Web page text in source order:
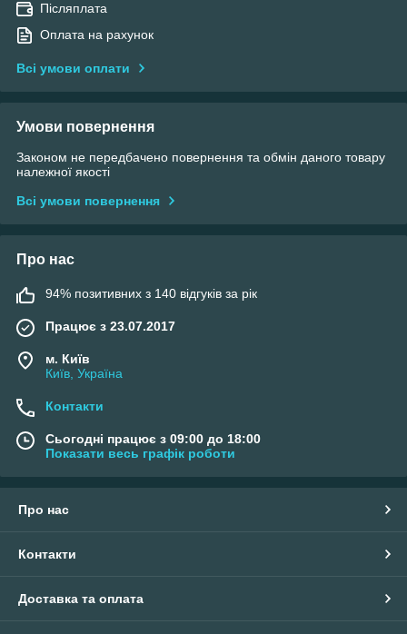
Післяплата
Оплата на рахунок
Всі умови оплати
Умови повернення
Законом не передбачено повернення та обмін даного товару
належної якості
Всі умови повернення
Про нас
94% позитивних з 140 відгуків за рік
Працює з 23.07.2017
м. Київ
Київ, Україна
Контакти
Сьогодні працює з 09:00 до 18:00
Показати весь графік роботи
Про нас
Контакти
Доставка та оплата